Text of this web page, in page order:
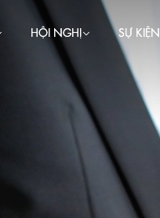
HỘI NGHỊ SỰ KIỆN